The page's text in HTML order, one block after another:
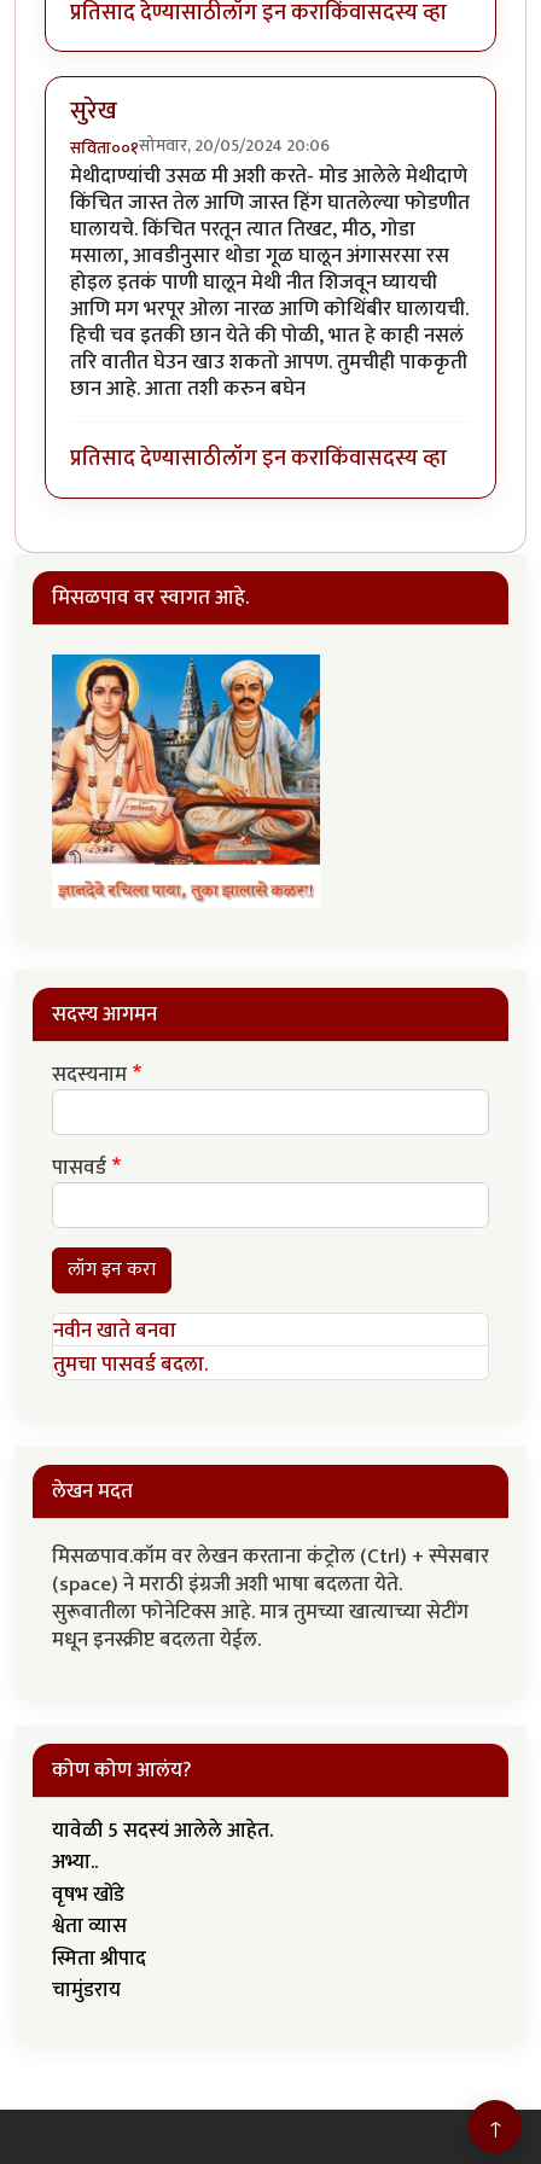
प्रतिसाद देण्यासाठीलॉग इन कराकिंवासदस्य व्हा
सुरेख
सविता००१सोमवार, 20/05/2024 20:06
मेथीदाण्यांची उसळ मी अशी करते- मोड आलेले मेथीदाणे
किंचित जास्त तेल आणि जास्त हिंग घातलेल्या फोडणीत
घालायचे. किंचित परतून त्यात तिखट, मीठ, गोडा
मसाला, आवडीनुसार थोडा गूळ घालून अंगासरसा रस
होइल इतकं पाणी घालून मेथी नीत शिजवून घ्यायची
आणि मग भरपूर ओला नारळ आणि कोथिंबीर घालायची.
हिची चव इतकी छान येते की पोळी, भात हे काही नसलं
तरि वातीत घेउन खाउ शकतो आपण. तुमचीही पाककृती
छान आहे. आता तशी करुन बघेन
प्रतिसाद देण्यासाठीलॉग इन कराकिंवासदस्य व्हा
मिसळपाव वर स्वागत आहे.
सदस्य आगमन
सदस्यनाम
पासवर्ड
लॉग इन करा
नवीन खाते बनवा
तुमचा पासवर्ड बदला.
लेखन मदत
मिसळपाव.कॉम वर लेखन करताना कंट्रोल (Ctrl) + स्पेसबार
(space) ने मराठी इंग्रजी अशी भाषा बदलता येते.
सुरूवातीला फोनेटिक्स आहे. मात्र तुमच्या खात्याच्या सेटींग
मधून इनस्क्रीप्ट बदलता येईल.
कोण कोण आलंय?
यावेळी 5 सदस्यं आलेले आहेत.
अभ्या..
वृषभ खोंडे
श्वेता व्यास
स्मिता श्रीपाद
चामुंडराय
↑